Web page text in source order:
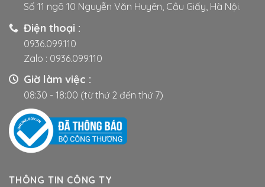
Số 11 ngõ 10 Nguyễn Văn Huyên, Cầu Giấy, Hà Nội.
Điện thoại :
0936.099.110
Zalo : 0936.099.110
Giờ làm việc :
08:30 - 18:00 (từ thứ 2 đến thứ 7)
THÔNG TIN CÔNG TY